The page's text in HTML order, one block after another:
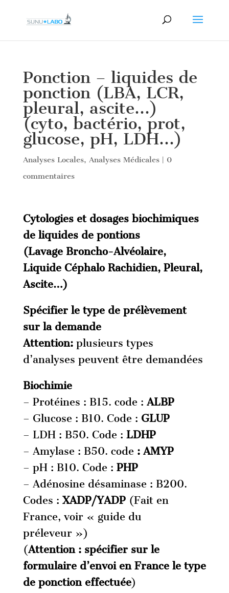
Ponction – liquides de
ponction (LBA, LCR,
pleural, ascite…)
(cyto, bactério, prot,
glucose, pH, LDH…)
Analyses Locales, Analyses Médicales| 0
commentaires
Cytologies et dosages biochimiques
de liquides de pontions
(Lavage Broncho-Alvéolaire,
Liquide Céphalo Rachidien, Pleural,
Ascite…)
Spécifier le type de prélèvement
sur la demande
Attention:plusieurs types
d’analyses peuvent être demandées
Biochimie
– Protéines : B15. code : ALBP
– Glucose : B10. Code : GLUP
– LDH : B50. Code : LDHP
– Amylase : B50. code : AMYP
– pH : B10. Code : PHP
– Adénosine désaminase : B200.
Codes : XADP/YADP(Fait en
France, voir « guide du
préleveur »)
(Attention : spécifier sur le
formulaire d’envoi en France le type
de ponction effectuée)